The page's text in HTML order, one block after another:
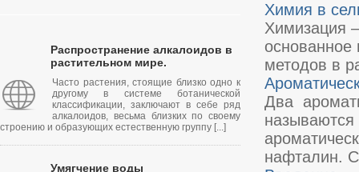
Распространение алкалоидов в
растительном мире.
Часто растения, стоящие близко одно к
другому в системе ботанической
классификации, заключают в себе ряд
алкалоидов, весьма близких по своему
строению и образующих естественную группу [...]
Умягчение воды
Химия в
Химизация
методов в
Два
нафталин.